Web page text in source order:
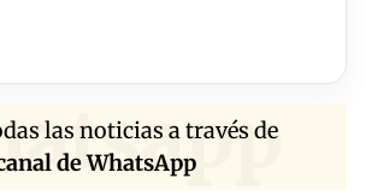
las noticias a través de
de WhatsApp